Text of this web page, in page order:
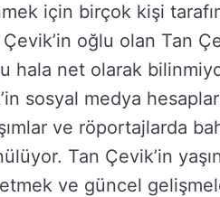
için birçok kişi
oğlu olan Tan
hala net olarak
sosyal medya
ve röportajlarda
Tan Çevik’in
ve güncel